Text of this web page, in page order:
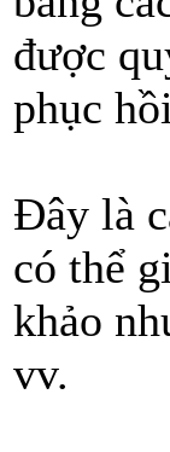
được
phục
Đây là
có thể
khảo
vv.